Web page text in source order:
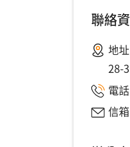
聯絡
地
28-
電
信